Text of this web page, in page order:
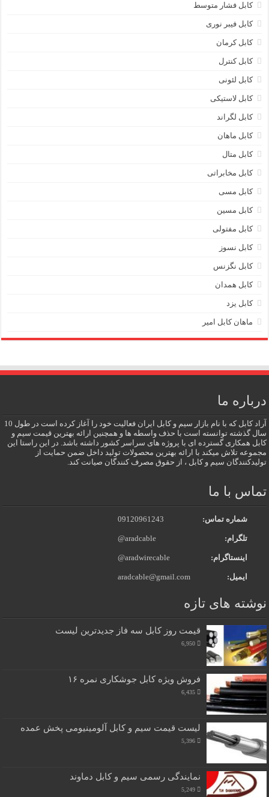
کابل فشار متوسط
کابل فیبر نوری
کابل کرمان
کابل کنترل
کابل لئونی
کابل لاستیکی
کابل لگراند
کابل ماهان
کابل متال
کابل مخابراتی
کابل مسی
کابل مسین
کابل مفتولی
کابل نسوز
کابل نگزنس
کابل همدان
کابل یزد
ماهان کابل امیر
درباره ما
آراد کابل که با نام بازار سیم و کابل ایران فعالیت خود را آغاز کرده است در طول 10
سال گذشته توانسته است با حذف واسطه ها و همچنین ارائه بهترین قیمت سیم و
کابل همکاری گسترده ای با پروژه های سراسر کشور داشته باشد. در این راستا این
مجموعه تلاش میکند با ارائه بهترین محصولات تولید داخل ضمن حمایت از
تولیدکنندگان سیم و کابل ، از حقوق مصرف کنندگان صیانت کند.
تماس با ما
شماره تماس: 09120961243
تلگرام: @aradcable
اینستاگرام: @aradwirecable
ایمیل: aradcable@gmail.com
نوشته های تازه
قیمت روز کابل سه فاز جدیدترین لیست
6,950
فروش ویژه کابل جوشکاری نمره ۱۶
6,435
لیست قیمت سیم و کابل آلومینیومی پخش عمده
5,396
نمایندگی رسمی سیم و کابل دماوند
5,249